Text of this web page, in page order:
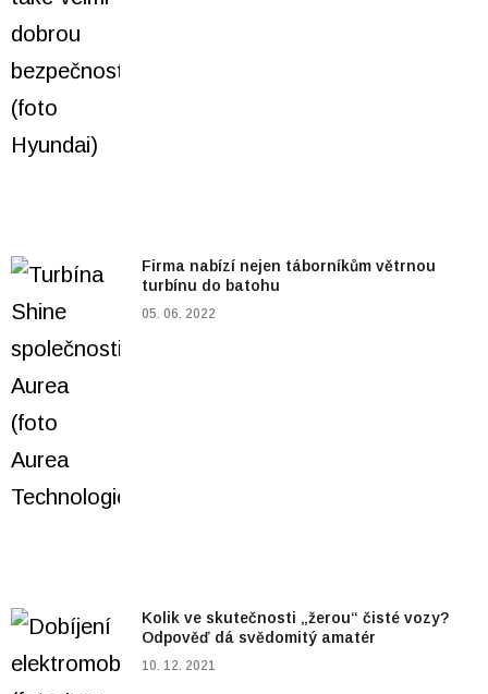
Firma nabízí nejen táborníkům větrnou
turbínu do batohu
05. 06. 2022
Kolik ve skutečnosti „žerou“ čisté vozy?
Odpověď dá svědomitý amatér
10. 12. 2021